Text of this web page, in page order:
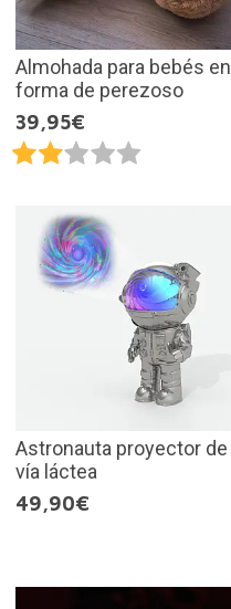
Almohada para bebés en
forma de perezoso
39,95€
Astronauta proyector de
vía láctea
49,90€